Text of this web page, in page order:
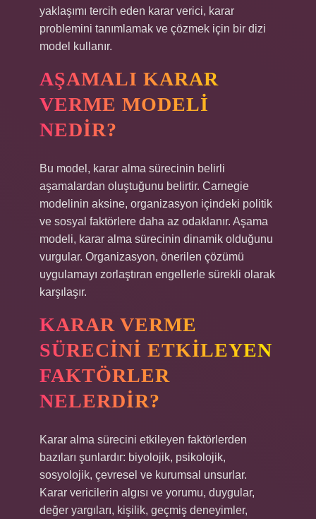
yaklaşımı tercih eden karar verici, karar
problemini tanımlamak ve çözmek için bir dizi
model kullanır.
AŞAMALI KARAR
VERME MODELI
NEDIR?
Bu model, karar alma sürecinin belirli
aşamalardan oluştuğunu belirtir. Carnegie
modelinin aksine, organizasyon içindeki politik
ve sosyal faktörlere daha az odaklanır. Aşama
modeli, karar alma sürecinin dinamik olduğunu
vurgular. Organizasyon, önerilen çözümü
uygulamayı zorlaştıran engellerle sürekli olarak
karşılaşır.
KARAR VERME
SÜRECINI ETKILEYEN
FAKTÖRLER
NELERDIR?
Karar alma sürecini etkileyen faktörlerden
bazıları şunlardır: biyolojik, psikolojik,
sosyolojik, çevresel ve kurumsal unsurlar.
Karar vericilerin algısı ve yorumu, duygular,
değer yargıları, kişilik, geçmiş deneyimler,